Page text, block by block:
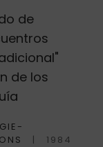
de
de los
1984